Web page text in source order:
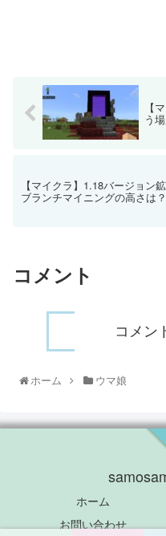
【
う
【マイクラ】1.18バージョン
ブランチマイニングの高さは？
コメント
コメン
ホーム ウマ娘
ホーム
お問い合わせ